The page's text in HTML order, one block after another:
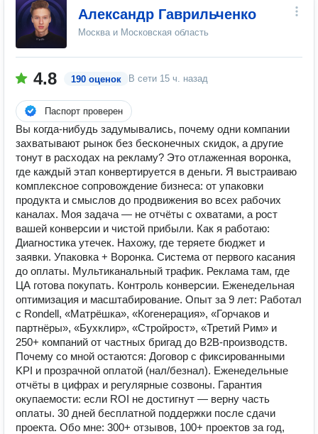
Александр Гаврильченко
Москва и Московская область
4.8 190 оценок В сети 15 ч. назад
Паспорт проверен
Вы когда-нибудь задумывались, почему одни компании
захватывают рынок без бесконечных скидок, а другие
тонут в расходах на рекламу? Это отлаженная воронка,
где каждый этап конвертируется в деньги. Я выстраиваю
комплексное сопровождение бизнеса: от упаковки
продукта и смыслов до продвижения во всех рабочих
каналах. Моя задача — не отчёты с охватами, а рост
вашей конверсии и чистой прибыли. Как я работаю:
Диагностика утечек. Нахожу, где теряете бюджет и
заявки. Упаковка + Воронка. Система от первого касания
до оплаты. Мультиканальный трафик. Реклама там, где
ЦА готова покупать. Контроль конверсии. Еженедельная
оптимизация и масштабирование. Опыт за 9 лет: Работал
с Rondell, «Матрёшка», «Когенерация», «Горчаков и
партнёры», «Бухклир», «Стройрост», «Третий Рим» и
250+ компаний от частных бригад до B2B-производств.
Почему со мной остаются: Договор с фиксированными
KPI и прозрачной оплатой (нал/безнал). Еженедельные
отчёты в цифрах и регулярные созвоны. Гарантия
окупаемости: если ROI не достигнут — верну часть
оплаты. 30 дней бесплатной поддержки после сдачи
проекта. Обо мне: 300+ отзывов, 100+ проектов за год,